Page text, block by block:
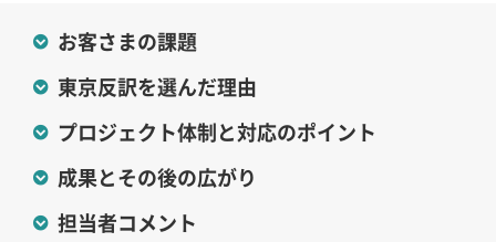
お客さまの課題
東京反訳を選んだ理由
プロジェクト体制と対応のポイント
成果とその後の広がり
担当者コメント